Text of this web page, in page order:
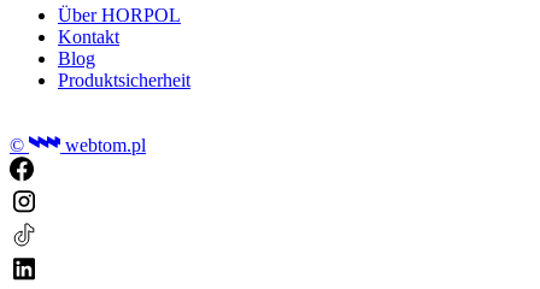
Über HORPOL
Kontakt
Blog
Produktsicherheit
© webtom.pl